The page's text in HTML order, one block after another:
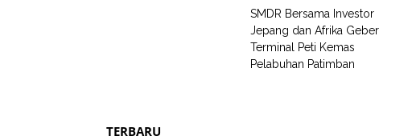
SMDR Bersama Investor
Jepang dan Afrika Geber
Terminal Peti Kemas
Pelabuhan Patimban
TERBARU